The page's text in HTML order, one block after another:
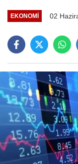
EKONOMI 02